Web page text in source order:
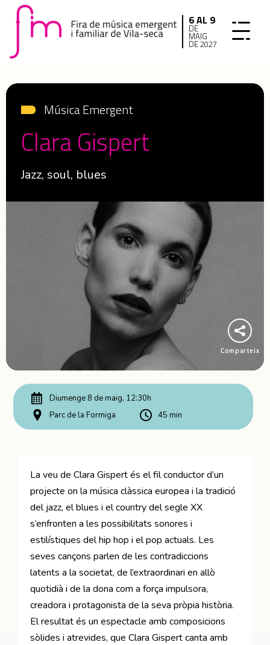
6 AL 9
DE
MAIG
DE 2027
Música Emergent
Clara Gispert
Jazz, soul, blues
Comparteix
Diumenge 8 de maig, 12:30h
Parc de la Formiga
45 min
La veu de Clara Gispert és el fil conductor d’un
projecte on la música clàssica europea i la tradició
del jazz, el blues i el country del segle XX
s’enfronten a les possibilitats sonores i
estilístiques del hip hop i el pop actuals. Les
seves cançons parlen de les contradiccions
latents a la societat, de l’extraordinari en allò
quotidià i de la dona com a força impulsora,
creadora i protagonista de la seva pròpia història.
El resultat és un espectacle amb composicions
sòlides i atrevides, que Clara Gispert canta amb